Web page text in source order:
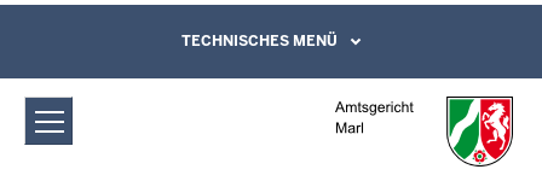
Amtsgericht Marl: Sitzungstermine
Direkt zum Inhalt
Leichte Sprache, Gebärdensprachenvideo
und Kontaktformular
TECHNISCHES MENÜ